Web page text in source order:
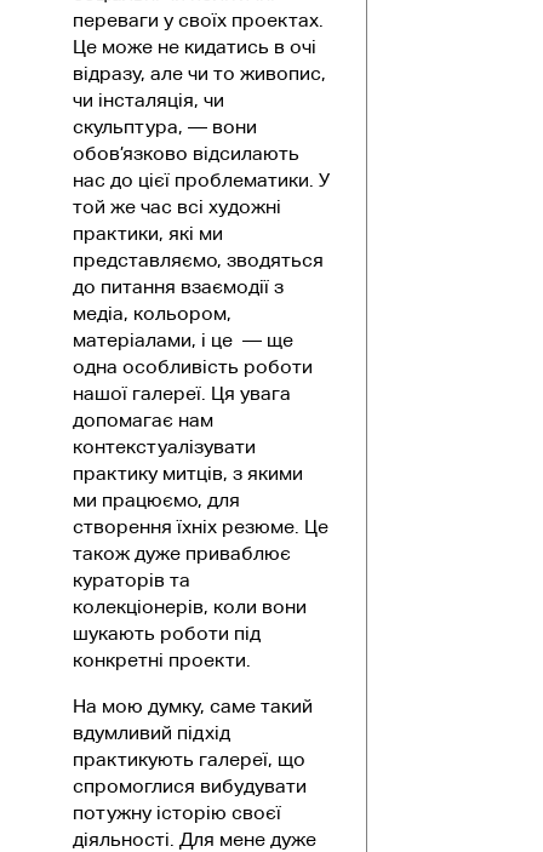
переваги у своїх проектах.
Це може не кидатись в очі
відразу, але чи то живопис,
чи інсталяція, чи
скульптура, — вони
обов’язково відсилають
нас до цієї проблематики. У
той же час всі художні
практики, які ми
представляємо, зводяться
до питання взаємодії з
медіа, кольором,
матеріалами, і це — ще
одна особливість роботи
нашої галереї. Ця увага
допомагає нам
контекстуалізувати
практику митців, з якими
ми працюємо, для
створення їхніх резюме. Це
також дуже приваблює
кураторів та
колекціонерів, коли вони
шукають роботи під
конкретні проекти.
На мою думку, саме такий
вдумливий підхід
практикують галереї, що
спромоглися вибудувати
потужну історію своєї
діяльності. Для мене дуже